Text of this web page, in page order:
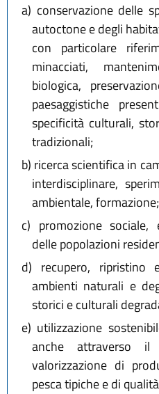
a) conservazione delle
autoctone e degli
con particolare
minacciati,
biologica,
paesaggistiche
specificità culturali,
tradizionali;
b) ricerca scientifica in
interdisciplinare,
ambientale, formazione;
c) promozione
delle popolazioni
d) recupero, ripristino
ambienti naturali e
storici e culturali
e) utilizzazione
anche attraverso
valorizzazione di
pesca tipiche e di